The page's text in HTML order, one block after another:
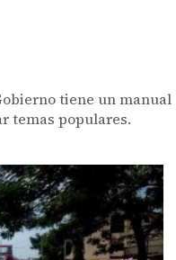
tiene un manual
temas populares.